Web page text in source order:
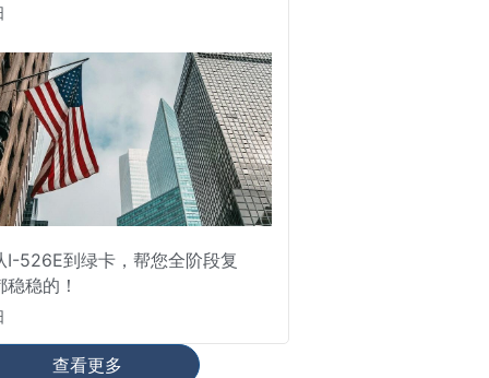
I-526E到绿卡，帮您全阶段复
稳的！
查看更多